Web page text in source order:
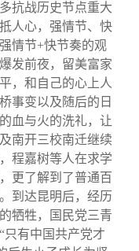
抗战历史节点重大
人心，强情节、快
情节+快节奏的观
发前夜，留美富家
，和自己的心上人
事变以及随后的日
血与火的洗礼，让
南开三校南迁继续
程嘉树等人在求学
更了解到了普通百
到达昆明后，经历
牺牲，国民党三青
只有中国共产党才